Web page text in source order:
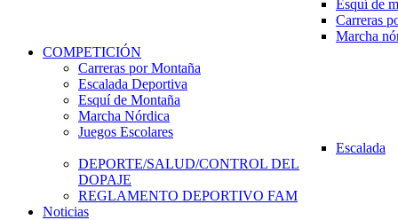
Esquí de
Carreras
Marcha
COMPETICIÓN
Carreras por Montaña
Escalada Deportiva
Esquí de Montaña
Marcha Nórdica
Juegos Escolares
Escalada
DEPORTE/SALUD/CONTROL DEL
DOPAJE
REGLAMENTO DEPORTIVO FAM
Noticias